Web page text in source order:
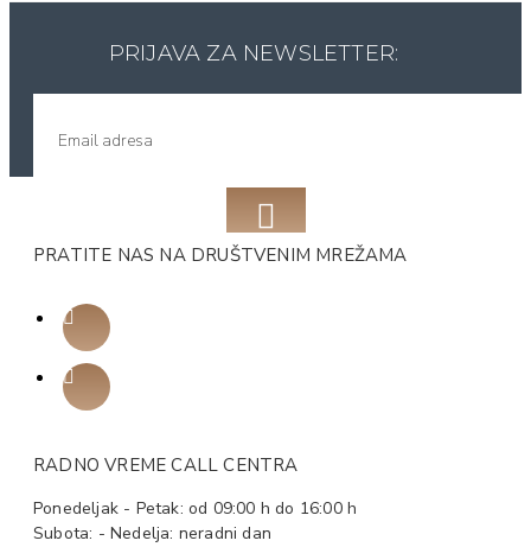
PRIJAVA ZA NEWSLETTER:
PRATITE NAS NA DRUŠTVENIM MREŽAMA
RADNO VREME CALL CENTRA
Ponedeljak - Petak: od 09:00 h do 16:00 h
Subota: - Nedelja: neradni dan